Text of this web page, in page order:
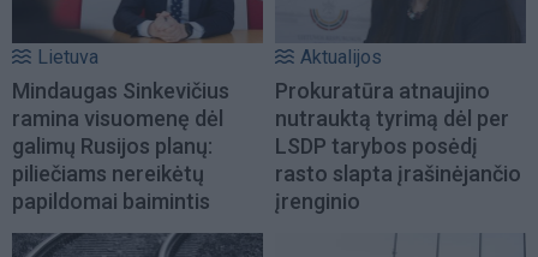
Lietuva
Mindaugas Sinkevičius
ramina visuomenę dėl
galimų Rusijos planų:
piliečiams nereikėtų
papildomai baimintis
Aktualijos
Prokuratūra atnaujino
nutrauktą tyrimą dėl per
LSDP tarybos posėdį
rasto slapta įrašinėjančio
įrenginio